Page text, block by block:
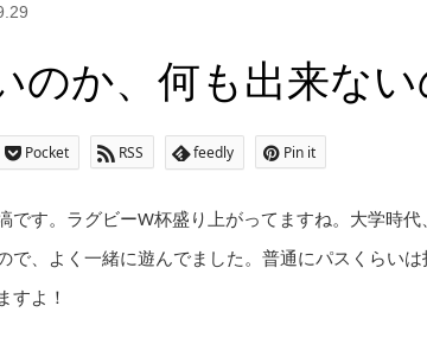
のか、何も出来ない
Pocket RSS feedly Pin it
です。ラグビーW杯盛り上がってますね。大学時
で、よく一緒に遊んでました。普通にパスくらい
すよ！